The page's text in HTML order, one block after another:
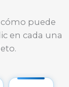
puede
en cada una